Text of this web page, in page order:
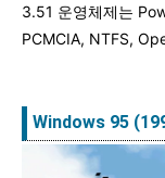
3.51 운영체제는
PCMCIA, NTFS,
Windows 95